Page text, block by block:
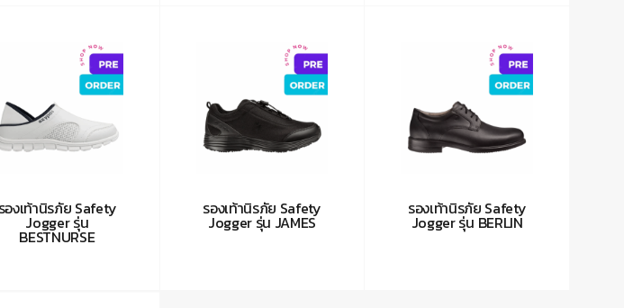
รองเท้านิรภัย Safety
Jogger รุ่น
BESTNURSE
รองเท้านิรภัย Safety
Jogger รุ่น JAMES
รองเท้านิรภัย Safety
Jogger รุ่น BERLIN